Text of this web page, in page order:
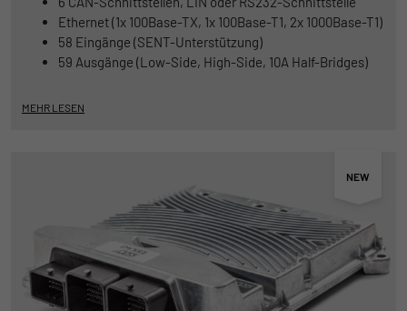
Ethernet (1x 100Base-TX, 1x 100Base-T1, 2x 1000Base-T1)
58 Eingänge (SENT-Unterstützung)
59 Ausgänge (Low-Side, High-Side, 10A Half-Bridges)
MEHR LESEN
begrenzen.
Name _pk_id
Anbieter
eindeutige Benutzer-ID zu speichern.
Name _pk_ses
Anbieter Matomo